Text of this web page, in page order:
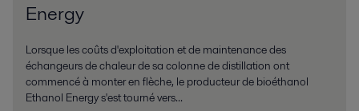
Energy
Lorsque les coûts d'exploitation et de maintenance des
échangeurs de chaleur de sa colonne de distillation ont
commencé à monter en flèche, le producteur de bioéthanol
Ethanol Energy s'est tourné vers...